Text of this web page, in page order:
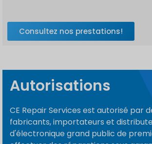
Consultez nos prestations!
Autorisations
CE Repair Services est autorisé par
fabricants, importateurs et
d'électronique grand public de